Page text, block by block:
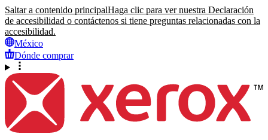
Saltar a contenido principalHaga clic para ver nuestra Declaración
de accesibilidad o contáctenos si tiene preguntas relacionadas con la
accesibilidad.
México
Dónde comprar